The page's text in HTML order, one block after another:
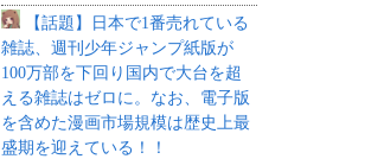
【話題】日本で1番売れている
雑誌、週刊少年ジャンプ紙版が
100万部を下回り国内で大台を超
える雑誌はゼロに。なお、電子版
を含めた漫画市場規模は歴史上最
盛期を迎えている！！